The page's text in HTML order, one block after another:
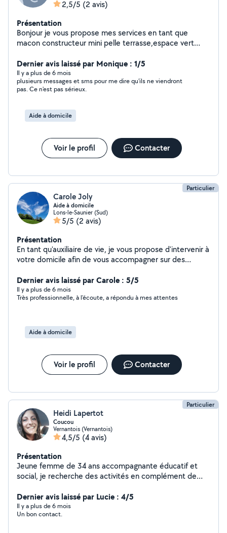
2,5/5 (2 avis)
Présentation
Bonjour je vous propose mes services en tant que
macon constructeur mini pelle terrasse,espace vert
rapide et trés expérimenté .
Dernier avis laissé par Monique : 1/5
Il y a plus de 6 mois
plusieurs messages et sms pour me dire qu'ils ne viendront
pas. Ce n'est pas sérieux.
Aide à domicile
Voir le profil Contacter
Particulier
Carole Joly
Aide à domicile
Lons-le-Saunier (Sud)
5/5 (2 avis)
Présentation
En tant qu'auxiliaire de vie, je vous propose d'intervenir à
votre domicile afin de vous accompagner sur des
autonomie. Aide à la toilette, transferts, repas, courses,
repassage, ménage, en fonction de vos besoins.
Dernier avis laissé par Carole : 5/5
Il y a plus de 6 mois
Très professionnelle, à l'écoute, a répondu à mes attentes
Aide à domicile
Voir le profil Contacter
Particulier
Heidi Lapertot
Coucou
Vernantois (Vernantois)
4,5/5 (4 avis)
Présentation
Jeune femme de 34 ans accompagnante éducatif et
social, je recherche des activités en complément de
gardes/visites, je suis assez polyvalente. J'ai des
compétences dans l'accompagnement d'enfants,
d'adultes et personnes âgées porteurs ou non de
Dernier avis laissé par Lucie : 4/5
Il y a plus de 6 mois
Un bon contact.